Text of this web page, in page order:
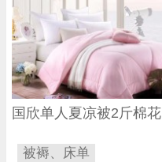
国欣单人夏凉被2斤棉花
被褥、床单